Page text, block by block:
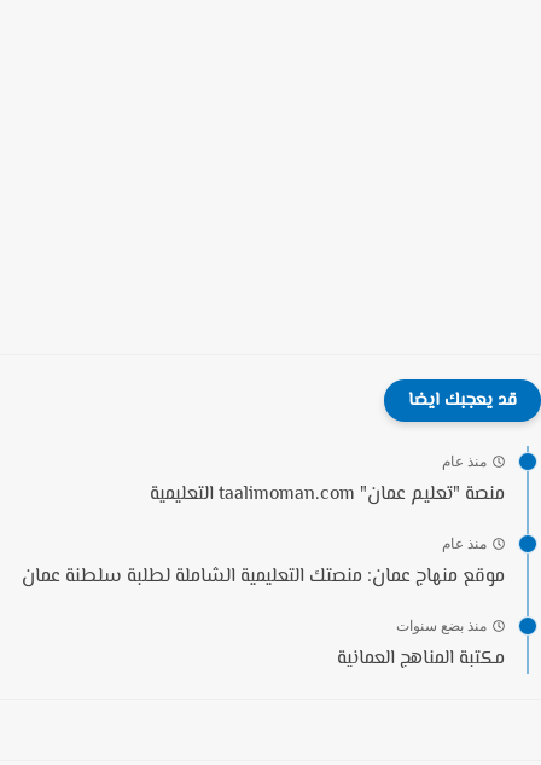
قد يعجبك ايضا
منذ عام
منصة "تعليم عمان" taalimoman.com التعليمية
منذ عام
موقع منهاج عمان: منصتك التعليمية الشاملة لطلبة سلطنة عمان
منذ بضع سنوات
مكتبة المناهج العمانية